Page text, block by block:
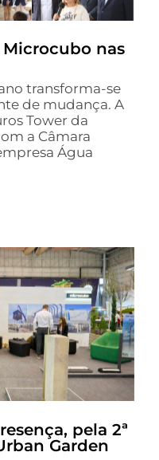
nas
transforma-se
de mudança. A
Tower da
a Câmara
Água
pela 2ª
Garden